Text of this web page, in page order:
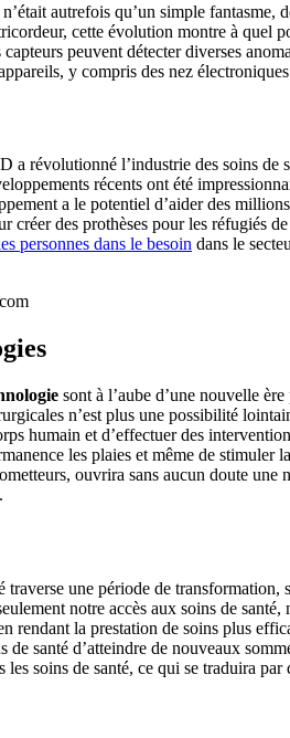
autrefois qu’un simple fantasme,
cette évolution montre à quel
peuvent détecter diverses
y compris des nez
a révolutionné l’industrie des soins
récents ont été
a le potentiel d’aider des
créer des prothèses pour les réfugiés
personnes dans le besoin dans le
sont à l’aube d’une nouvelle
n’est plus une possibilité
humain et d’effectuer des
les plaies et même de
ouvrira sans aucun doute
traverse une période de
notre accès aux soins de
rendant la prestation de soins plus
de santé d’atteindre de nouveaux
les soins de santé, ce qui se traduira